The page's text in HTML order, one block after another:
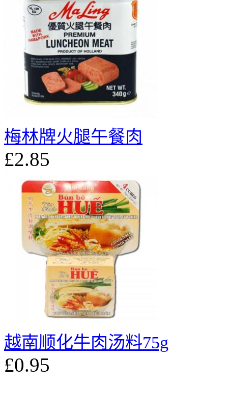
梅林牌火腿午餐肉
£2.85
越南顺化牛肉汤料75g
£0.95